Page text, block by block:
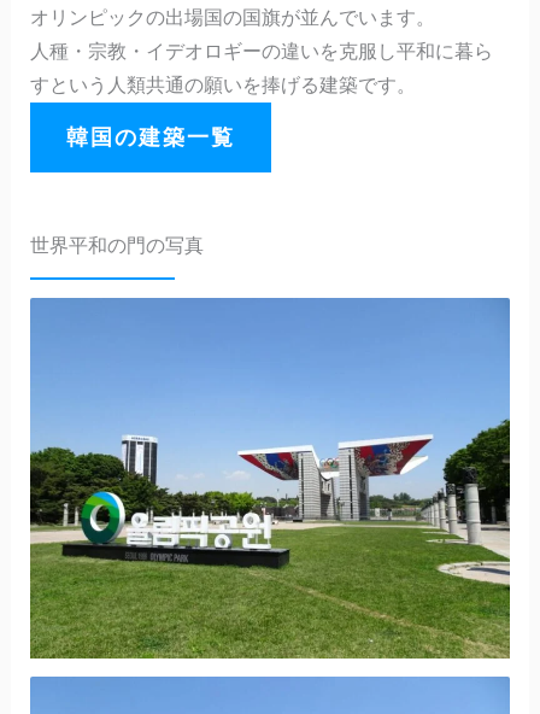
オリンピックの出場国の国旗が並んでいます。
人種・宗教・イデオロギーの違いを克服し平和に暮ら
すという人類共通の願いを捧げる建築です。
韓国の建築一覧
世界平和の門の写真